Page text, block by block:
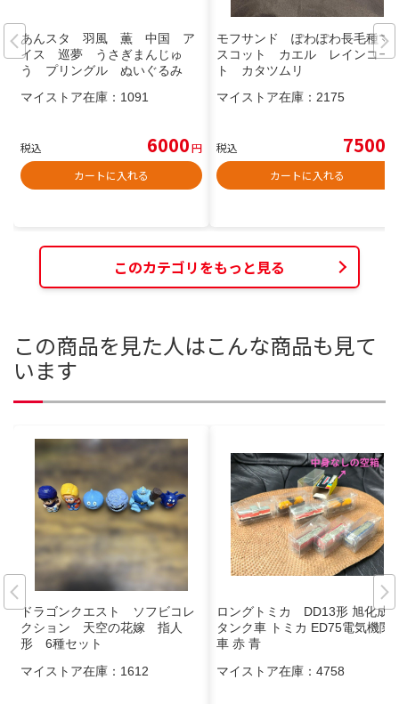
あんスタ 羽風 薫 中国 ア
イス 巡夢 うさぎまんじゅ
う プリングル ぬいぐるみ
マイストア在庫： 1091
税込 6000円
カートに入れる
モフサンド ぽわぽわ長毛種マ
スコット カエル レインコー
ト カタツムリ
マイストア在庫： 2175
税込 7500
カートに入れる
このカテゴリをもっと見る
この商品を見た人はこんな商品も見て
います
ドラゴンクエスト ソフビコレ
クション 天空の花嫁 指人
形 6種セット
マイストア在庫： 1612
ロングトミカ DD13形 旭化成
タンク車 トミカ ED75電気機関
車 赤 青
マイストア在庫： 4758